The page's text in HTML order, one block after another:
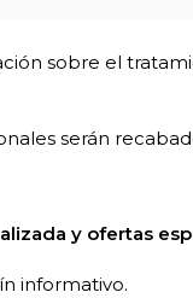
sobre el
serán
y ofertas
informativo.